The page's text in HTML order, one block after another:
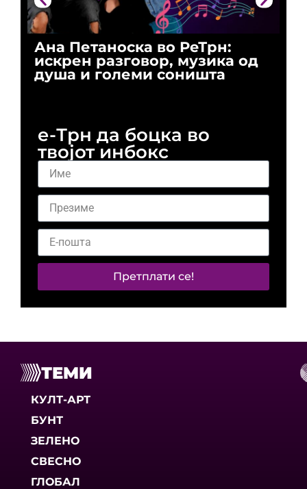
Ана Петаноска во РеТрн:
искрен разговор, музика од
душа и големи соништа
е-Трн да боцка во
твојот инбокс
Претплати се!
ТЕМИ
КУЛТ-АРТ
БУНТ
ЗЕЛЕНО
СВЕСНО
ГЛОБАЛ